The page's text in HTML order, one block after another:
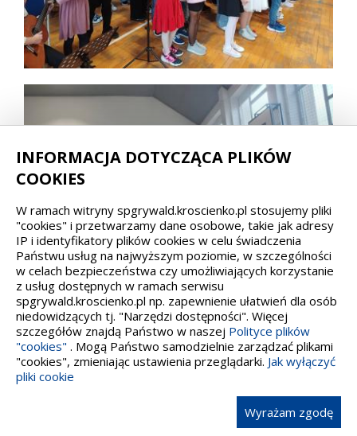
INFORMACJA DOTYCZĄCA PLIKÓW
COOKIES
W ramach witryny spgrywald.kroscienko.pl stosujemy pliki
"cookies" i przetwarzamy dane osobowe, takie jak adresy
IP i identyfikatory plików cookies w celu świadczenia
Państwu usług na najwyższym poziomie, w szczególności
w celach bezpieczeństwa czy umożliwiających korzystanie
z usług dostępnych w ramach serwisu
spgrywald.kroscienko.pl np. zapewnienie ułatwień dla osób
niedowidzących tj. "Narzędzi dostępności". Więcej
szczegółów znajdą Państwo w naszej Polityce plików
"cookies" . Mogą Państwo samodzielnie zarządzać plikami
"cookies", zmieniając ustawienia przeglądarki. Jak wyłączyć
pliki cookie
Wyrażam zgodę